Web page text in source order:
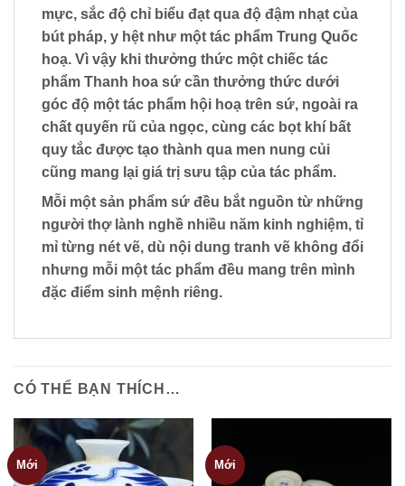
mực, sắc độ chỉ biểu đạt qua độ đậm nhạt của
bút pháp, y hệt như một tác phẩm Trung Quốc
hoạ. Vì vậy khi thưởng thức một chiếc tác
phẩm Thanh hoa sứ cần thưởng thức dưới
góc độ một tác phẩm hội hoạ trên sứ, ngoài ra
chất quyến rũ của ngọc, cùng các bọt khí bất
quy tắc được tạo thành qua men nung củi
cũng mang lại giá trị sưu tập của tác phẩm.
Mỗi một sản phẩm sứ đều bắt nguồn từ những
người thợ lành nghề nhiều năm kinh nghiệm, tỉ
mỉ từng nét vẽ, dù nội dung tranh vẽ không đổi
nhưng mỗi một tác phẩm đều mang trên mình
đặc điểm sinh mệnh riêng.
CÓ THỂ BẠN THÍCH…
Mới Mới